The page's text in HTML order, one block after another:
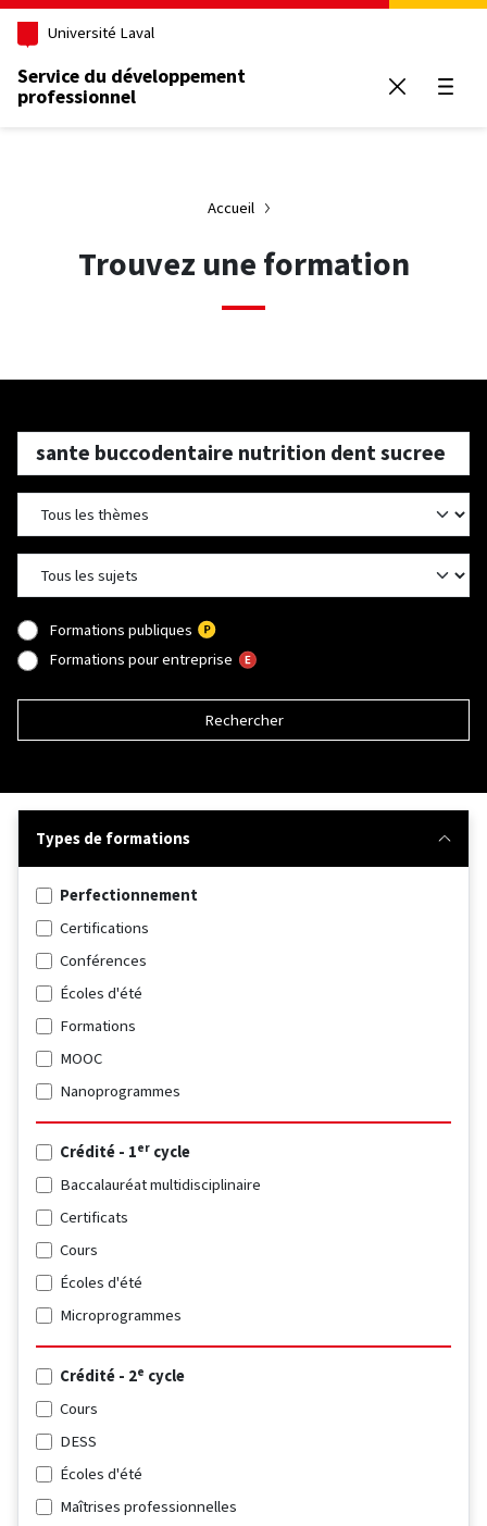
Aller au contenu principal
Université Laval
Service du développement
professionnel
Accueil
Trouvez une formation
Formations publiques
Formations pour entreprise
Rechercher
Types de formations
Perfectionnement
Certifications
Conférences
Écoles d'été
Formations
MOOC
Nanoprogrammes
Crédité - 1er cycle
Baccalauréat multidisciplinaire
Certificats
Cours
Écoles d'été
Microprogrammes
Crédité - 2e cycle
Cours
DESS
Écoles d'été
Maîtrises professionnelles